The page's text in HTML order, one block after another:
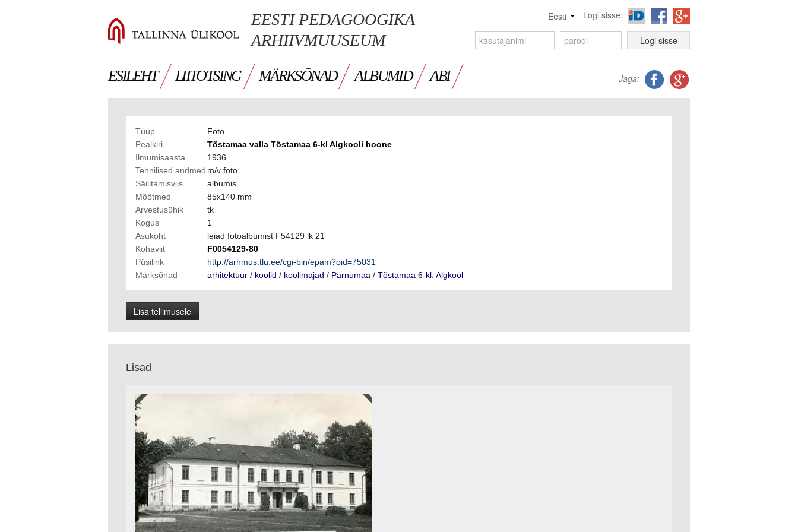
EESTI PEDAGOOGIKA
ARHIIVMUUSEUM
Eesti Logi sisse:
Logi sisse
ESILEHT LIITOTSING MÄRKSÕNAD ALBUMID ABI Jaga:
Tüüp
Foto
Pealkiri
Tõstamaa valla Tõstamaa 6-kl Algkooli hoone
Ilmumisaasta
1936
Tehnilised andmed m/v foto
Säilitamisviis
albumis
Mõõtmed
85x140 mm
Arvestusühik
tk
Kogus
1
Asukoht
leiad fotoalbumist F54129 lk 21
Kohaviit
F0054129-80
Püsilink
http://arhmus.tlu.ee/cgi-bin/epam?oid=75031
Märksõnad
arhitektuur / koolid / koolimajad / Pärnumaa / Tõstamaa 6-kl. Algkool
Lisa tellimusele
Lisad